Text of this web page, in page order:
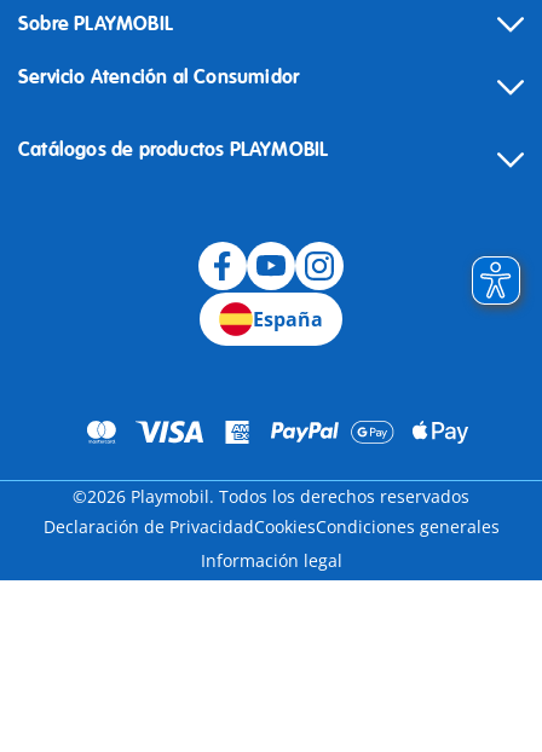
Sobre PLAYMOBIL
Servicio Atención al Consumidor
Catálogos de productos PLAYMOBIL
España
©2026 Playmobil. Todos los derechos reservados
Declaración de PrivacidadCookiesCondiciones generales
Información legal